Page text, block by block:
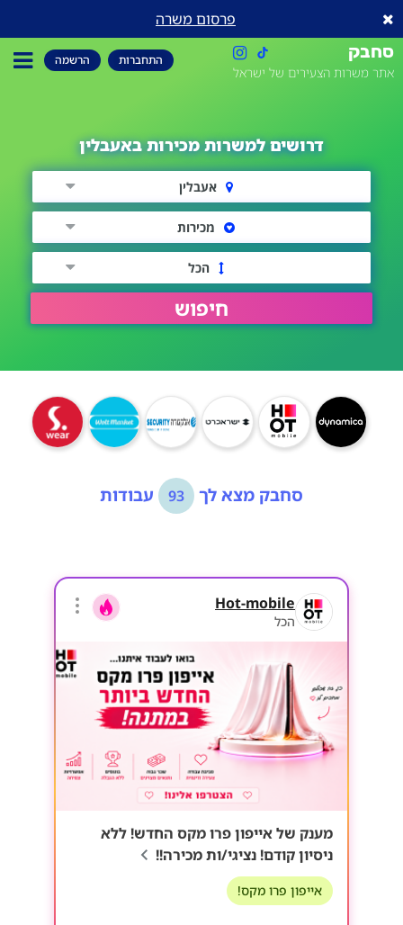
פרסום משרה
סחבק
אתר משרות הצעירים של ישראל
התחברות הרשמה
דרושים למשרות מכירות באעבלין
אעבלין
מכירות
הכל
חיפוש
סחבק מצא לך 93 עבודות
Hot-mobile
הכל
מענק של אייפון פרו מקס החדש! ללא
ניסיון קודם! נציגי/ות מכירה!!
אייפון פרו מקס!